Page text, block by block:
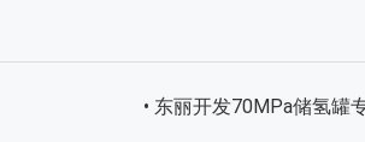
• 东丽开发70MPa储氢罐